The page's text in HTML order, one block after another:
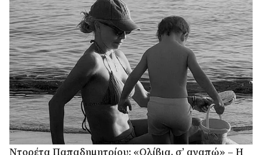
Ντορέτα Παπαδημητρίου: «Ολίβια, σ’ αγαπώ» – Η